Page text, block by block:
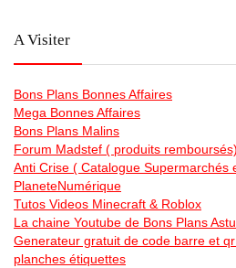
A Visiter
Bons Plans Bonnes Affaires
Mega Bonnes Affaires
Bons Plans Malins
Forum Madstef ( produits remboursés)
Anti Crise ( Catalogue Supermarchés
PlaneteNumérique
Tutos Videos Minecraft & Roblox
La chaine Youtube de Bons Plans
Generateur gratuit de code barre et
planches étiquettes